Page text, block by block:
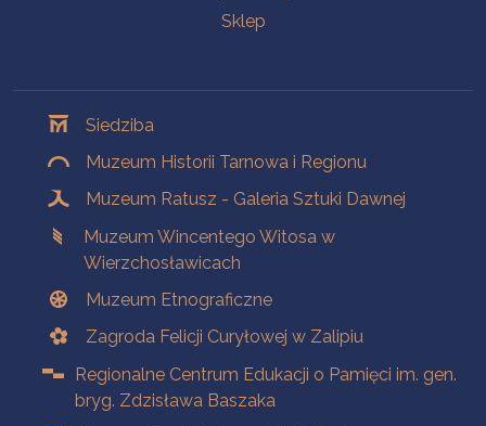
Sklep
Siedziba
Muzeum Historii Tarnowa i Regionu
Muzeum Ratusz - Galeria Sztuki Dawnej
Muzeum Wincentego Witosa w
Wierzchosławicach
Muzeum Etnograficzne
Zagroda Felicji Curyłowej w Zalipiu
Regionalne Centrum Edukacji o Pamięci im. gen.
bryg. Zdzisława Baszaka